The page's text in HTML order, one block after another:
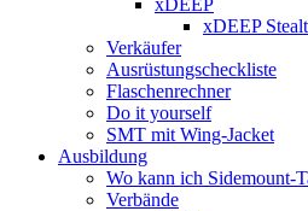
xDEEP
xDEEP
Verkäufer
Ausrüstungscheckliste
Flaschenrechner
Do it yourself
SMT mit Wing-Jacket
Ausbildung
Wo kann ich Sidemount-
Verbände